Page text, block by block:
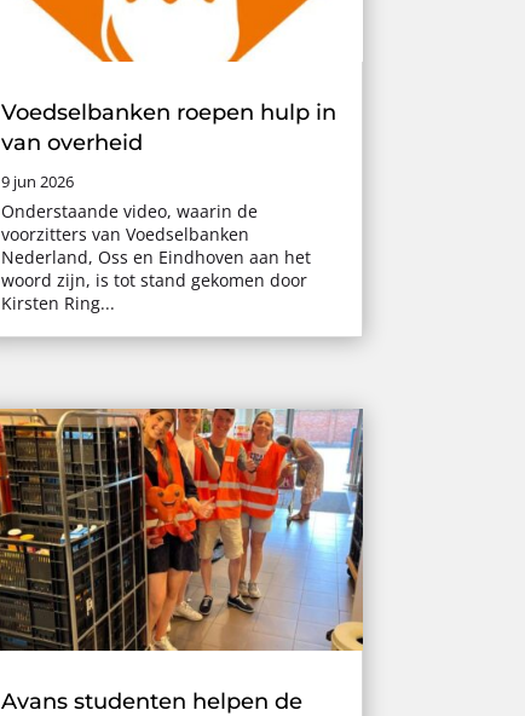
Voedselbanken roepen hulp in
van overheid
9 jun 2026
Onderstaande video, waarin de
voorzitters van Voedselbanken
Nederland, Oss en Eindhoven aan het
woord zijn, is tot stand gekomen door
Kirsten Ring...
Avans studenten helpen de